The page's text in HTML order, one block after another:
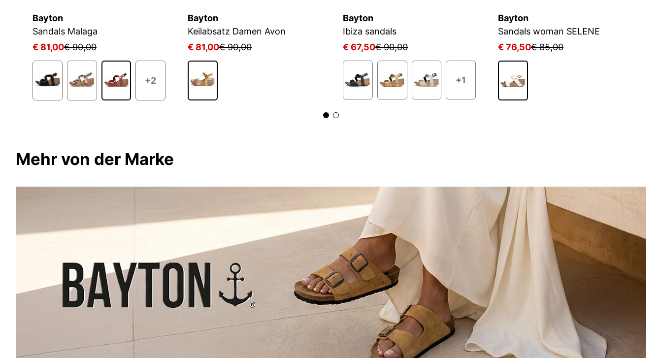
Bayton
Sandals Malaga
€ 81,00€ 90,00
+2
Bayton
Keilabsatz Damen Avon
€ 81,00€ 90,00
Bayton
Ibiza sandals
€ 67,50€ 90,00
+1
Bayton
Sandals woman SELENE
€ 76,50€ 85,00
Mehr von der Marke